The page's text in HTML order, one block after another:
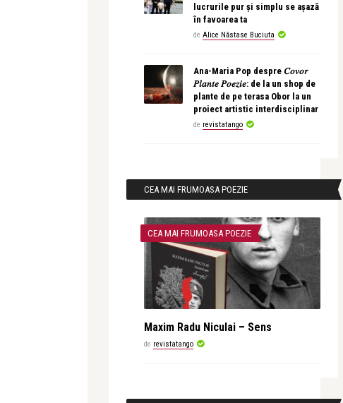
lucrurile pur și simplu se așază
în favoarea ta
de Alice Năstase Buciuta
Ana-Maria Pop despre 𝐶𝑜𝑣𝑜𝑟
𝑃𝑙𝑎𝑛𝑡𝑒 𝑃𝑜𝑒𝑧𝑖𝑒: de la un shop de
plante de pe terasa Obor la un
proiect artistic interdisciplinar
de revistatango
CEA MAI FRUMOASA POEZIE
CEA MAI FRUMOASA POEZIE
Maxim Radu Niculai – Sens
de revistatango